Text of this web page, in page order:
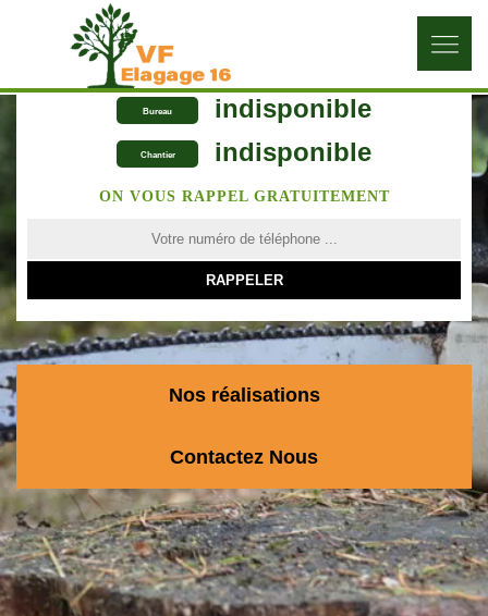
Bureau indisponible
Chantier indisponible
ON VOUS RAPPEL GRATUITEMENT
Nos réalisations
Contactez Nous